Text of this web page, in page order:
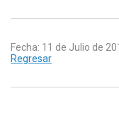
Fecha: 11 de Julio de
Regresar